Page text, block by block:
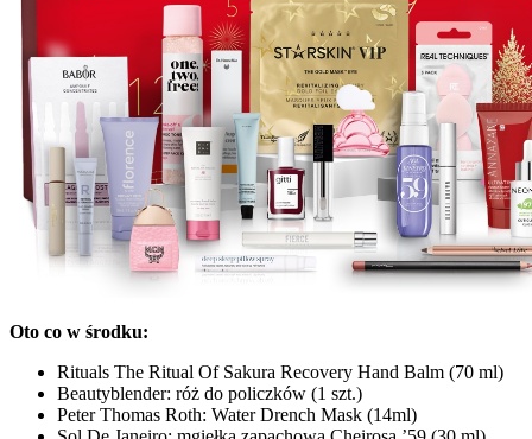
Oto co w środku:
Rituals The Ritual Of Sakura Recovery Hand Balm (70 ml)
Beautyblender: róż do policzków (1 szt.)
Peter Thomas Roth: Water Drench Mask (14ml)